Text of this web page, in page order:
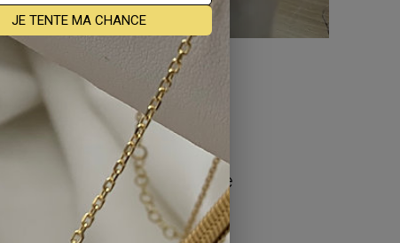
personalizzati.
bracciale,
scritta e colore